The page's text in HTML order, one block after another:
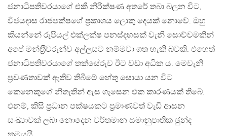
ජනාධිපතිවරයාගේ එකී නිරීක්ෂණ අතරේ තබා බලන විට,
විජයදාස රාජපක්ෂගේ ප‍්‍රකාශය ලොකු දෙයක් නොවේ. ඔහු
කියන්නේ රුපියල් එක්ලක්ෂ පනස්දහසක් වැනි සොච්චමකින්
අපේ මන්ත‍්‍රීවරුන්ව අල්ලසට නම්මවා ගත හැකි බවකි. එහෙත්
ජනාධිපතිවරයාගේ තක්සේරුව ඊට වඩා අධික ය. මෙවැනි
ප‍්‍රවණතාවක් ඇතිව තිබීමේ හේතු සොයා යන විට
කෙනෙකුගේ නිතැතින් ඇස ගැසෙන එක කාරණයක් තිබේ.
එනම්, කිසි ප‍්‍රධාන පක්ෂයකට ප‍්‍රමාණවත් වැඩි ආසන
සංඛ්‍යාවක් ලබා නොදෙන වර්තමාන සමානුපාතික ඡුන්ද